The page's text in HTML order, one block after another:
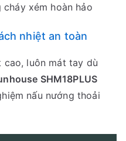
xém hoàn hảo
nhiệt an toàn
cao, luôn mát tay dù
SHM18PLUS
nấu nướng thoải